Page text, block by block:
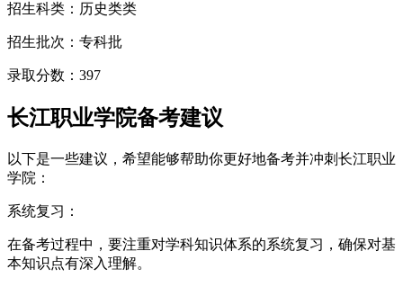
招生科类：历史类类
招生批次：专科批
录取分数：397
长江职业学院备考建议
以下是一些建议，希望能够帮助你更好地备考并冲刺长江职业
学院：
系统复习：
在备考过程中，要注重对学科知识体系的系统复习，确保对基
本知识点有深入理解。